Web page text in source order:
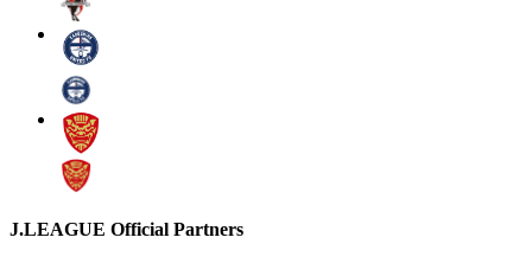
J.LEAGUE Official Partners